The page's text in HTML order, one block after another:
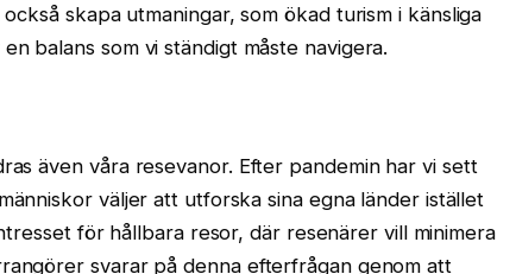
skapa utmaningar, som ökad turism i känsliga
balans som vi ständigt måste navigera.
även våra resevanor. Efter pandemin har vi sett
väljer att utforska sina egna länder istället
för hållbara resor, där resenärer vill minimera
svarar på denna efterfrågan genom att